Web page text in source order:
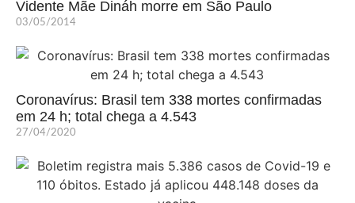
Vidente Mãe Dináh morre em São Paulo
03/05/2014
Coronavírus: Brasil tem 338 mortes confirmadas
em 24 h; total chega a 4.543
27/04/2020